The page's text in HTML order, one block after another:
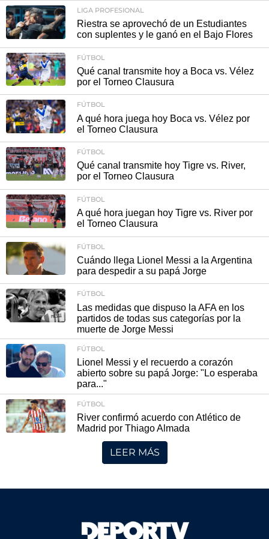
LIGA PROFESIONAL
Riestra se aprovechó de un Estudiantes
con suplentes y le ganó en el Bajo Flores
FÚTBOL
Qué canal transmite hoy a Boca vs. Vélez
por el Torneo Clausura
FÚTBOL
A qué hora juega hoy Boca vs. Vélez por
el Torneo Clausura
FÚTBOL
Qué canal transmite hoy Tigre vs. River,
por el Torneo Clausura
FÚTBOL
A qué hora juegan hoy Tigre vs. River por
el Torneo Clausura
FÚTBOL
Cuándo llega Lionel Messi a la Argentina
para despedir a su papá Jorge
FÚTBOL
Las medidas que dispuso la AFA en los
partidos de todas sus categorías por la
muerte de Jorge Messi
FÚTBOL
Lionel Messi y el recuerdo a corazón
abierto sobre su papá Jorge: "Lo esperaba
para..."
FÚTBOL
River confirmó acuerdo con Atlético de
Madrid por Thiago Almada
LEER MÁS